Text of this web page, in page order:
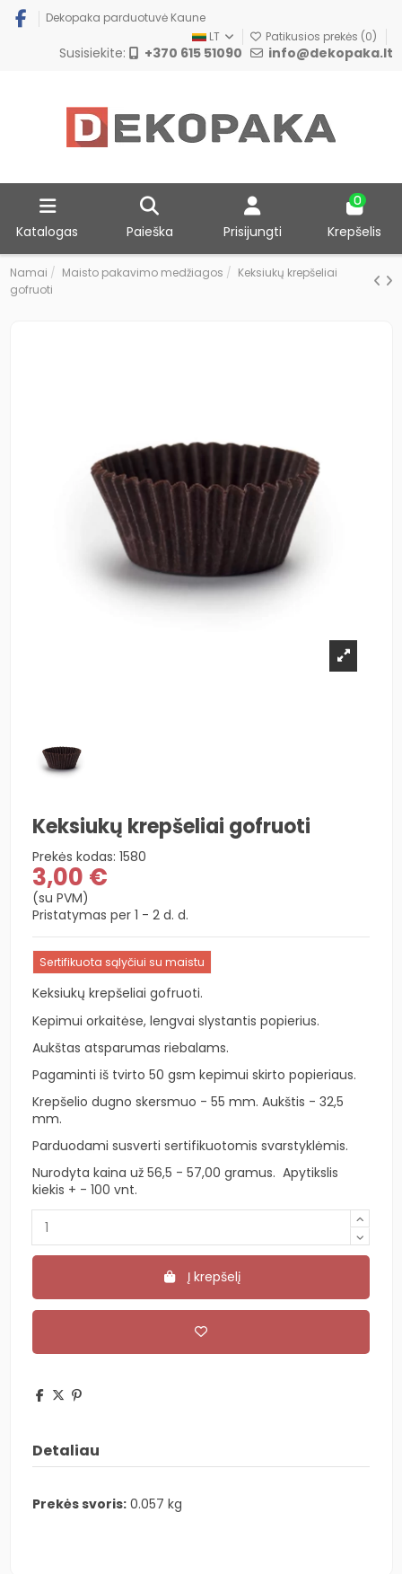
Dekopaka parduotuvė Kaune
LT
Patikusios prekės (0)
Susisiekite: +370 615 51090 info@dekopaka.lt
Katalogas Paieška Prisijungti
0
Krepšelis
Namai Maisto pakavimo medžiagos
Keksiukų krepšeliai
gofruoti
Keksiukų krepšeliai gofruoti
Prekės kodas: 1580
3,00 €
(su PVM)
Pristatymas per 1 - 2 d. d.
Sertifikuota sąlyčiui su maistu
Keksiukų krepšeliai gofruoti.
Kepimui orkaitėse, lengvai slystantis popierius.
Aukštas atsparumas riebalams.
Pagaminti iš tvirto 50 gsm kepimui skirto popieriaus.
Krepšelio dugno skersmuo - 55 mm. Aukštis - 32,5
mm.
Parduodami susverti sertifikuotomis svarstyklėmis.
Nurodyta kaina už 56,5 - 57,00 gramus. Apytikslis
kiekis + - 100 vnt.
Į krepšelį
Detaliau
Prekės svoris: 0.057 kg